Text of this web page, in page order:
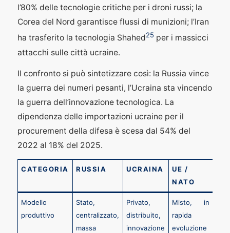
l’80% delle tecnologie critiche per i droni russi; la
Corea del Nord garantisce flussi di munizioni; l’Iran
ha trasferito la tecnologia Shahed25 per i massicci
attacchi sulle città ucraine.
Il confronto si può sintetizzare così: la Russia vince
la guerra dei numeri pesanti, l’Ucraina sta vincendo
la guerra dell’innovazione tecnologica. La
dipendenza delle importazioni ucraine per il
procurement della difesa è scesa dal 54% del
2022 al 18% del 2025.
CATEGORIA RUSSIA UCRAINA
UE /
NATO
Modello
produttivo
Stato,
centralizzato,
massa
Privato,
distribuito,
innovazione
Misto, in
rapida
evoluzione